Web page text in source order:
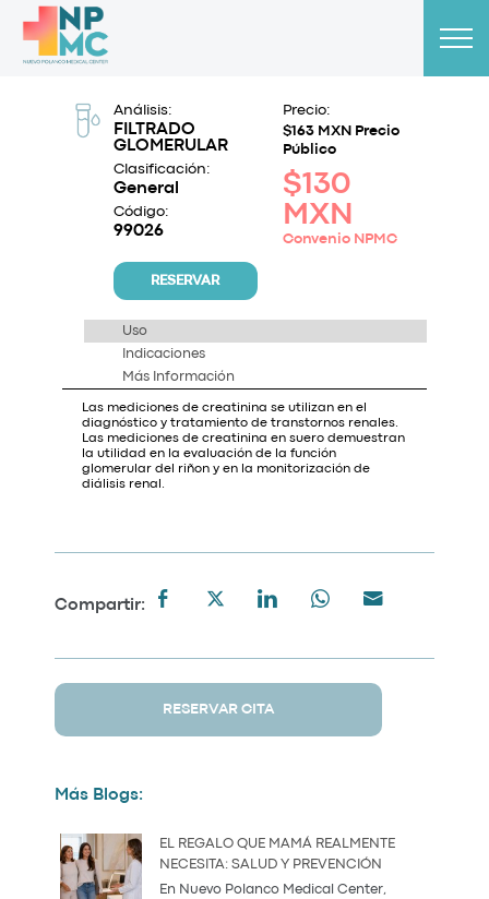
Análisis:
FILTRADO
GLOMERULAR
Clasificación:
General
Código:
99026
RESERVAR
Precio:
$163 MXN Precio
Público
$130
MXN
Convenio NPMC
Uso
Indicaciones
Más Información
Las mediciones de creatinina se utilizan en el
diagnóstico y tratamiento de transtornos renales.
Las mediciones de creatinina en suero demuestran
la utilidad en la evaluación de la función
glomerular del riñon y en la monitorización de
diálisis renal.
Compartir:
RESERVAR CITA
Más Blogs:
EL REGALO QUE MAMÁ REALMENTE
NECESITA: SALUD Y PREVENCIÓN
En Nuevo Polanco Medical Center,